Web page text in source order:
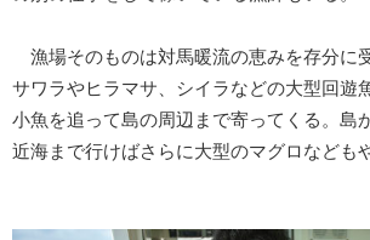
漁場そのものは対馬暖流の恵みを存分に
サワラやヒラマサ、シイラなどの大型回遊
小魚を追って島の周辺まで寄ってくる。島
近海まで行けばさらに大型のマグロなども